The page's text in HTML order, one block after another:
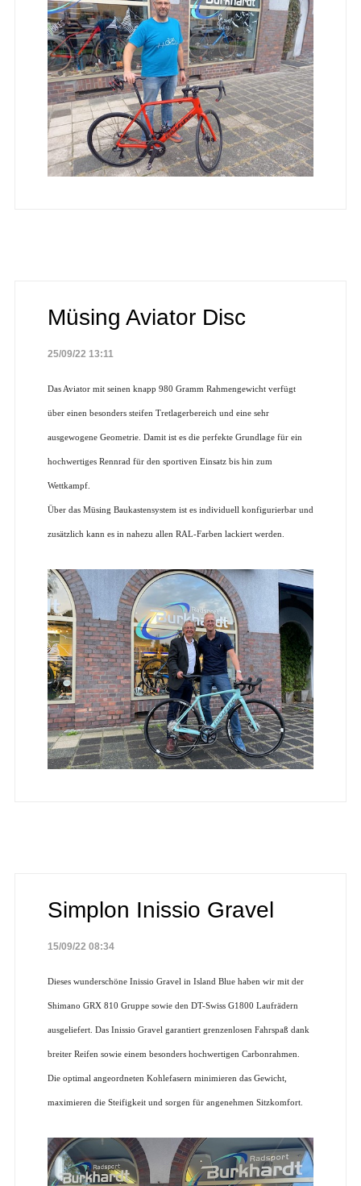
Müsing Aviator Disc
25/09/22 13:11
Das Aviator mit seinen knapp 980 Gramm Rahmengewicht verfügt
über einen besonders steifen Tretlagerbereich und eine sehr
ausgewogene Geometrie. Damit ist es die perfekte Grundlage für ein
hochwertiges Rennrad für den sportiven Einsatz bis hin zum
Wettkampf.
Über das Müsing Baukastensystem ist es individuell konfigurierbar und
zusätzlich kann es in nahezu allen RAL-Farben lackiert werden.
Simplon Inissio Gravel
15/09/22 08:34
Dieses wunderschöne Inissio Gravel in Island Blue haben wir mit der
Shimano GRX 810 Gruppe sowie den DT-Swiss G1800 Laufrädern
ausgeliefert. Das Inissio Gravel garantiert grenzenlosen Fahrspaß dank
breiter Reifen sowie einem besonders hochwertigen Carbonrahmen.
Die optimal angeordneten Kohlefasern minimieren das Gewicht,
maximieren die Steifigkeit und sorgen für angenehmen Sitzkomfort.